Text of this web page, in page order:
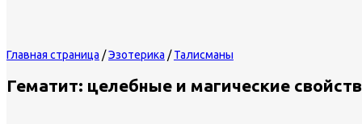
Главная страница /Эзотерика /Талисманы
Гематит: целебные и магические